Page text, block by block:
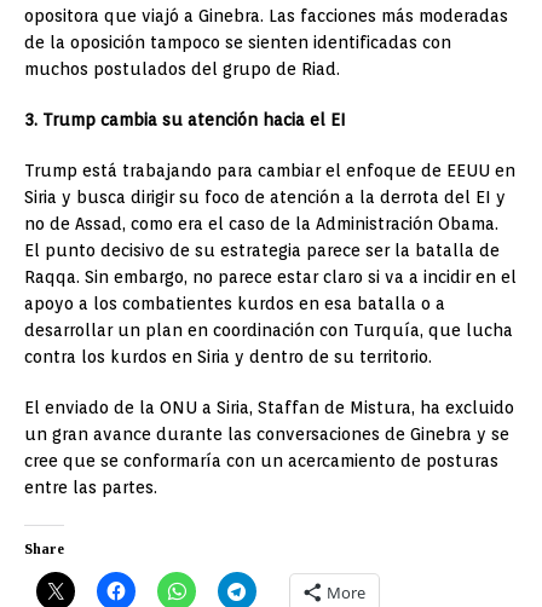
opositora que viajó a Ginebra. Las facciones más moderadas
de la oposición tampoco se sienten identificadas con
muchos postulados del grupo de Riad.
3. Trump cambia su atención hacia el EI
Trump está trabajando para cambiar el enfoque de EEUU en
Siria y busca dirigir su foco de atención a la derrota del EI y
no de Assad, como era el caso de la Administración Obama.
El punto decisivo de su estrategia parece ser la batalla de
Raqqa. Sin embargo, no parece estar claro si va a incidir en el
apoyo a los combatientes kurdos en esa batalla o a
desarrollar un plan en coordinación con Turquía, que lucha
contra los kurdos en Siria y dentro de su territorio.
El enviado de la ONU a Siria, Staffan de Mistura, ha excluido
un gran avance durante las conversaciones de Ginebra y se
cree que se conformaría con un acercamiento de posturas
entre las partes.
Share
More